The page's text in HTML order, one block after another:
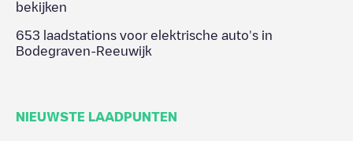
bekijken
653 laadstations voor elektrische auto's in
Bodegraven-Reeuwijk
NIEUWSTE LAADPUNTEN